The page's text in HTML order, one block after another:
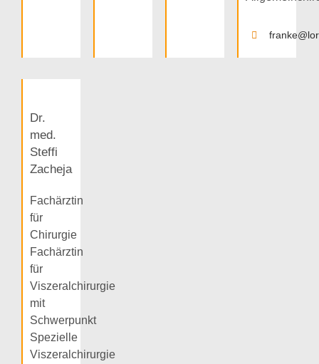
Dr.
med.
Steffi
Zacheja
Fachärztin
für
Chirurgie
Fachärztin
für
Viszeralchirurgie
mit
Schwerpunkt
Spezielle
Viszeralchirurgie